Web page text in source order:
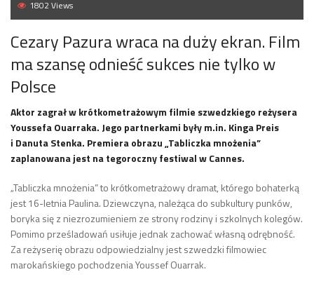
1802 Views
Cezary Pazura wraca na duży ekran. Film
ma szansę odnieść sukces nie tylko w
Polsce
Aktor zagrał w krótkometrażowym filmie szwedzkiego reżysera
Youssefa Ouarraka. Jego partnerkami były m.in. Kinga Preis
i Danuta Stenka. Premiera obrazu „Tabliczka mnożenia”
zaplanowana jest na tegoroczny festiwal w Cannes.
„Tabliczka mnożenia” to krótkometrażowy dramat, którego bohaterką
jest 16-letnia Paulina. Dziewczyna, należąca do subkultury punków,
boryka się z niezrozumieniem ze strony rodziny i szkolnych kolegów.
Pomimo prześladowań usiłuje jednak zachować własną odrębność.
Za reżyserię obrazu odpowiedzialny jest szwedzki filmowiec
marokańskiego pochodzenia Youssef Ouarrak.